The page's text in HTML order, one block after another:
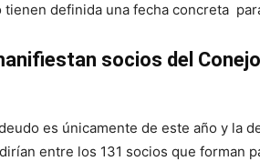
definida una fecha concreta
socios del
es únicamente de este año y la
entre los 131 socios que forman